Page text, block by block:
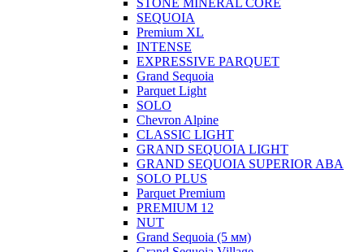
STONE MINERAL CORE
SEQUOIA
Premium XL
INTENSE
EXPRESSIVE PARQUET
Grand Sequoia
Parquet Light
SOLO
Chevron Alpine
CLASSIC LIGHT
GRAND SEQUOIA LIGHT
GRAND SEQUOIA SUPERIOR ABA
SOLO PLUS
Parquet Premium
PREMIUM 12
NUT
Grand Sequoia (5 мм)